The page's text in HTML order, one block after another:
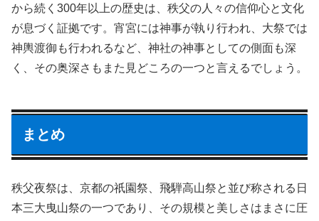
から続く300年以上の歴史は、秩父の人々の信仰心と文化
が息づく証拠です。宵宮には神事が執り行われ、大祭では
神輿渡御も行われるなど、神社の神事としての側面も深
く、その奥深さもまた見どころの一つと言えるでしょう。
まとめ
秩父夜祭は、京都の祇園祭、飛騨高山祭と並び称される日
本三大曳山祭の一つであり、その規模と美しさはまさに圧